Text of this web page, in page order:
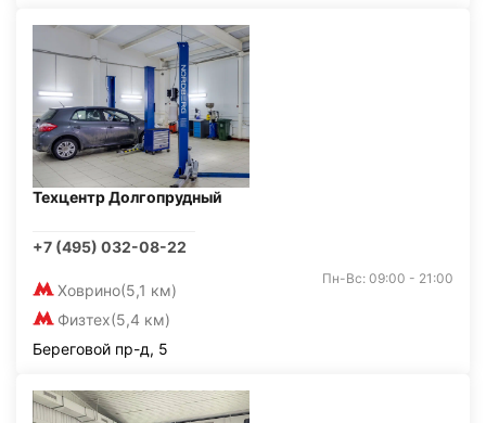
Техцентр Долгопрудный
+7 (495) 032-08-22
Ховрино(5,1 км)
Физтех(5,4 км)
Пн-Вс: 09:00 - 21:00
Береговой пр-д, 5